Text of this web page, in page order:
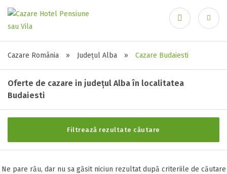
Ai uitat parola?
Cazare România » Județul Alba » Cazare Budaiesti
Oferte de cazare in județul Alba în localitatea
Budaiesti
Filtrează rezultate căutare
Stele / margarete
1 stea / margareta
3 stele / margarete
4 stele / margarete
5 stele / margarete
Ne pare rău, dar nu sa găsit niciun rezultat după criteriile de căutare